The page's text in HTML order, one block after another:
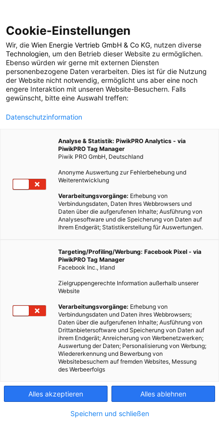
POSTS BY TAG
steigender
Meeresspiegel
Cookie-Einstellungen
Wir, die Wien Energie Vertrieb GmbH & Co KG, nutzen diverse
Technologien, um den Betrieb dieser Website zu ermöglichen.
Ebenso würden wir gerne mit externen Diensten
personenbezogene Daten verarbeiten. Dies ist für die Nutzung
der Website nicht notwendig, ermöglicht uns aber eine noch
engere Interaktion mit unseren Website-Besuchern. Falls
gewünscht, bitte eine Auswahl treffen:
Datenschutzinformation
Analyse & Statistik: PiwikPRO Analytics - via
PiwikPRO Tag Manager
Piwik PRO GmbH, Deutschland
Anonyme Auswertung zur Fehlerbehebung und
Weiterentwicklung
Verarbeitungsvorgänge: Erhebung von
Verbindungsdaten, Daten Ihres Webbrowsers und
Daten über die aufgerufenen Inhalte; Ausführung von
Analysesoftware und die Speicherung von Daten auf
Ihrem Endgerät; Statistikerstellung für Auswertungen.
Targeting/Profiling/Werbung: Facebook Pixel - via
PiwikPRO Tag Manager
Facebook Inc., Irland
Zielgruppengerechte Information außerhalb unserer
Website
Verarbeitungsvorgänge: Erhebung von
Verbindungsdaten und Daten ihres Webbrowsers;
Daten über die aufgerufenen Inhalte; Ausführung von
Drittanbietersoftware und Speicherung von Daten auf
ihrem Endgerät; Anreicherung von Werbenetzwerken;
Auswertung der Daten; Personalisierung von Werbung;
Wiedererkennung und Bewerbung von
Websitebesuchern auf fremden Websites, Messung
des Werbeerfolgs
Alles akzeptieren Alles ablehnen
Speichern und schließen